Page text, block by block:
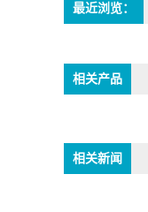
最近浏览：
相关产品
相关新闻